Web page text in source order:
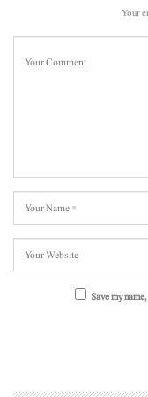
Your
Save my